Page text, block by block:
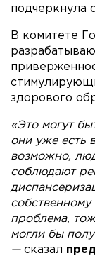
подчеркнула
В комитете
здорового
«Это могут
они уже есть
возможно,
соблюдают
собственному
проблема,
могли бы
— сказал